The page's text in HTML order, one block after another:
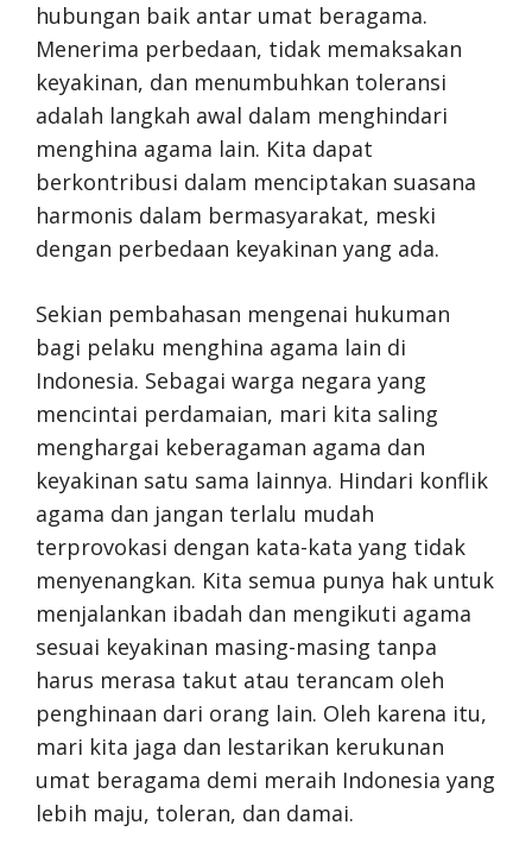
hubungan baik antar umat beragama.
Menerima perbedaan, tidak memaksakan
keyakinan, dan menumbuhkan toleransi
adalah langkah awal dalam menghindari
menghina agama lain. Kita dapat
berkontribusi dalam menciptakan suasana
harmonis dalam bermasyarakat, meski
dengan perbedaan keyakinan yang ada.
Sekian pembahasan mengenai hukuman
bagi pelaku menghina agama lain di
Indonesia. Sebagai warga negara yang
mencintai perdamaian, mari kita saling
menghargai keberagaman agama dan
keyakinan satu sama lainnya. Hindari konflik
agama dan jangan terlalu mudah
terprovokasi dengan kata-kata yang tidak
menyenangkan. Kita semua punya hak untuk
menjalankan ibadah dan mengikuti agama
sesuai keyakinan masing-masing tanpa
harus merasa takut atau terancam oleh
penghinaan dari orang lain. Oleh karena itu,
mari kita jaga dan lestarikan kerukunan
umat beragama demi meraih Indonesia yang
lebih maju, toleran, dan damai.